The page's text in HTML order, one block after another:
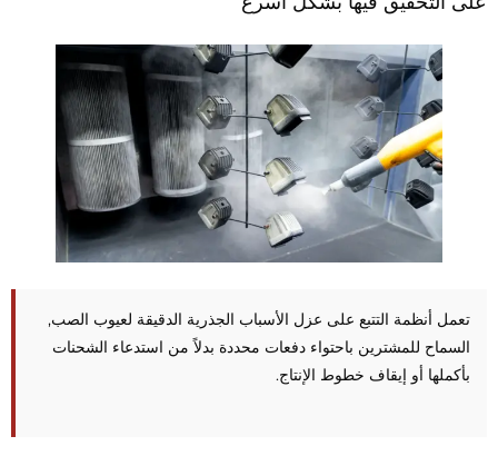
تعمل أنظمة التتبع على عزل الأسباب الجذرية الدقيقة لعيوب الصب,
السماح للمشترين باحتواء دفعات محددة بدلاً من استدعاء الشحنات
بأكملها أو إيقاف خطوط الإنتاج.